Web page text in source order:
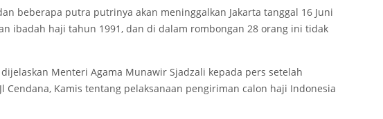
beberapa putra putrinya akan meninggalkan Jakarta tanggal 16 Juni
ibadah haji tahun 1991, dan di dalam rombongan 28 orang ini tidak
Menteri Agama Munawir Sjadzali kepada pers setelah
Cendana, Kamis tentang pelaksanaan pengiriman calon haji Indonesia